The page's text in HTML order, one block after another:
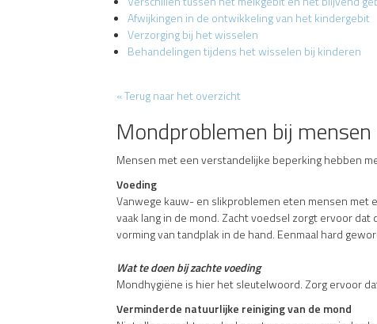
Afwijkingen in de ontwikkeling van het kindergebit
Verzorging bij het wisselen
Behandelingen tijdens het wisselen bij kinderen
« Terug naar het overzicht
Mondproblemen bij
Mensen met een verstandelijke beperking hebben
Voeding
Vanwege kauw- en slikproblemen eten mensen met
vaak lang in de mond. Zacht voedsel zorgt ervoor
vorming van tandplak in de hand. Eenmaal hard
Wat te doen bij zachte voeding
Mondhygiëne is hier het sleutelwoord. Zorg ervoor
Verminderde natuurlijke reiniging van de mond